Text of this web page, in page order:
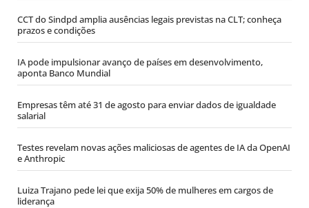
CCT do Sindpd amplia ausências legais previstas na CLT; conheça
prazos e condições
IA pode impulsionar avanço de países em desenvolvimento,
aponta Banco Mundial
Empresas têm até 31 de agosto para enviar dados de igualdade
salarial
Testes revelam novas ações maliciosas de agentes de IA da OpenAI
e Anthropic
Luiza Trajano pede lei que exija 50% de mulheres em cargos de
liderança